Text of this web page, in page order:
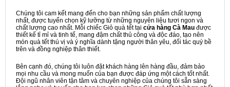
Chúng tôi cam kết mang đến cho bạn những sản phẩm chất lượng
nhất, được tuyển chọn kỹ lưỡng từ những nguyên liệu tươi ngon và
chất lượng cao nhất. Mỗi chiếc Giỏ quà tết tại cửa hàng Cà Mau được
thiết kế tỉ mỉ và tinh tế, mang đậm chất thủ công và độc đáo, tạo nên
món quà tết thú vị và ý nghĩa dành tặng người thân yêu, đối tác quý bề
trên và đồng nghiệp thân thiết.
Bên cạnh đó, chúng tôi luôn đặt khách hàng lên hàng đầu, đảm bảo
mọi nhu cầu và mong muốn của bạn được đáp ứng một cách tốt nhất.
Đội ngũ nhân viên tận tâm và chuyên nghiệp của chúng tôi sẵn sàng